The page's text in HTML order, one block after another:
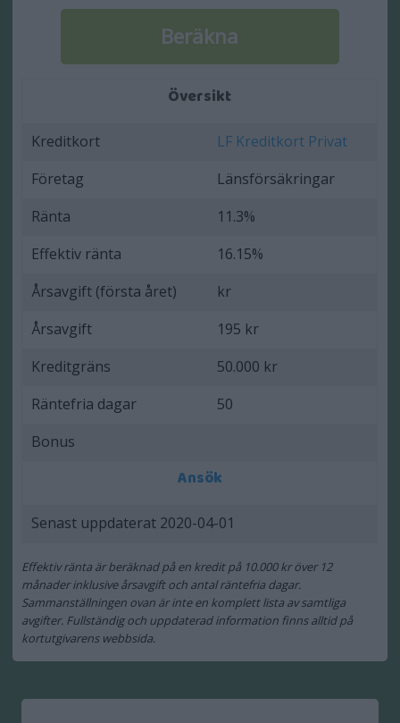
Översikt
Kreditkort
LF Kreditkort Privat
Företag
Länsförsäkringar
Ränta
11.3%
Effektiv ränta
16.15%
Årsavgift (första året)
kr
Årsavgift
195 kr
Kreditgräns
50.000 kr
Räntefria dagar
50
Bonus
Ansök
Senast uppdaterat 2020-04-01
Effektiv ränta är beräknad på en kredit på 10.000 kr över 12
månader inklusive årsavgift och antal räntefria dagar.
Sammanställningen ovan är inte en komplett lista av samtliga
avgifter. Fullständig och uppdaterad information finns alltid på
kortutgivarens webbsida.